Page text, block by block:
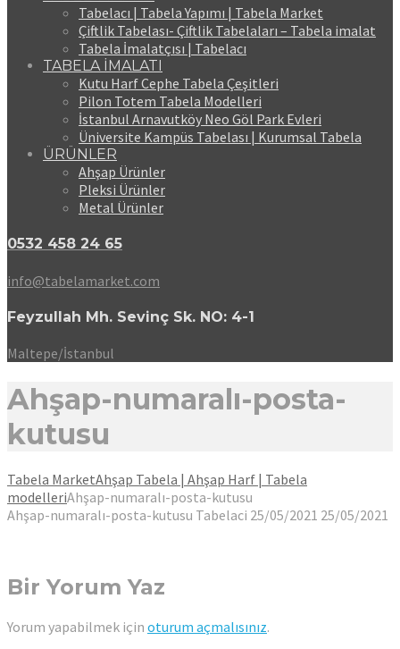
Tabelacı | Tabela Yapımı | Tabela Market
Çiftlik Tabelası- Çiftlik Tabelaları – Tabela imalat
Tabela İmalatçısı | Tabelacı
TABELA İMALATI
Kutu Harf Cephe Tabela Çeşitleri
Pilon Totem Tabela Modelleri
İstanbul Arnavutköy Neo Göl Park Evleri
Üniversite Kampüs Tabelası | Kurumsal Tabela
ÜRÜNLER
Ahşap Ürünler
Pleksi Ürünler
Metal Ürünler
0532 458 24 65
info@tabelamarket.com
Feyzullah Mh. Sevinç Sk. NO: 4-1
Maltepe/İstanbul
Ahşap-numaralı-posta-
kutusu
Tabela MarketAhşap Tabela | Ahşap Harf | Tabela
modelleriAhşap-numaralı-posta-kutusu
Ahşap-numaralı-posta-kutusu Tabelaci 25/05/2021 25/05/2021
Bir Yorum Yaz
Yorum yapabilmek için oturum açmalısınız.